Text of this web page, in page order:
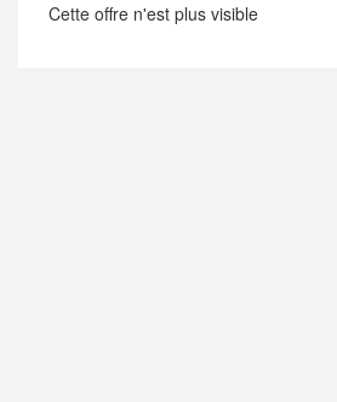
Cette offre n'est plus visible